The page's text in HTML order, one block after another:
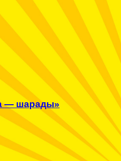
— шарады»